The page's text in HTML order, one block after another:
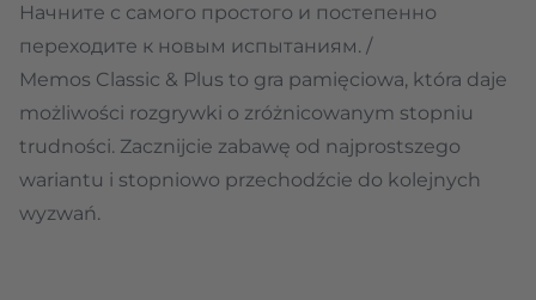
Начните с самого простого и постепенно
переходите к новым испытаниям. /
Memos Classic & Plus to gra pamięciowa, która daje
możliwości rozgrywki o zróżnicowanym stopniu
trudności. Zacznijcie zabawę od najprostszego
wariantu i stopniowo przechodźcie do kolejnych
wyzwań.